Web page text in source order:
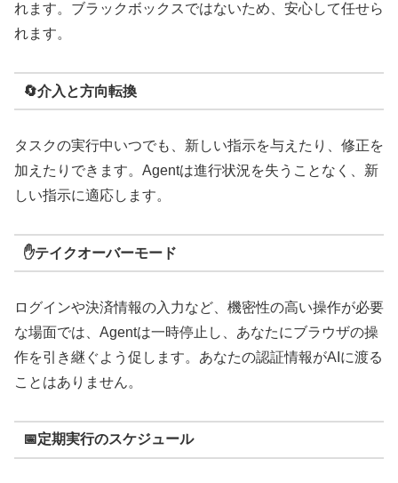
れます。ブラックボックスではないため、安心して任せら
れます。
🔄介入と方向転換
タスクの実行中いつでも、新しい指示を与えたり、修正を
加えたりできます。Agentは進行状況を失うことなく、新
しい指示に適応します。
✋テイクオーバーモード
ログインや決済情報の入力など、機密性の高い操作が必要
な場面では、Agentは一時停止し、あなたにブラウザの操
作を引き継ぐよう促します。あなたの認証情報がAIに渡る
ことはありません。
📅定期実行のスケジュール